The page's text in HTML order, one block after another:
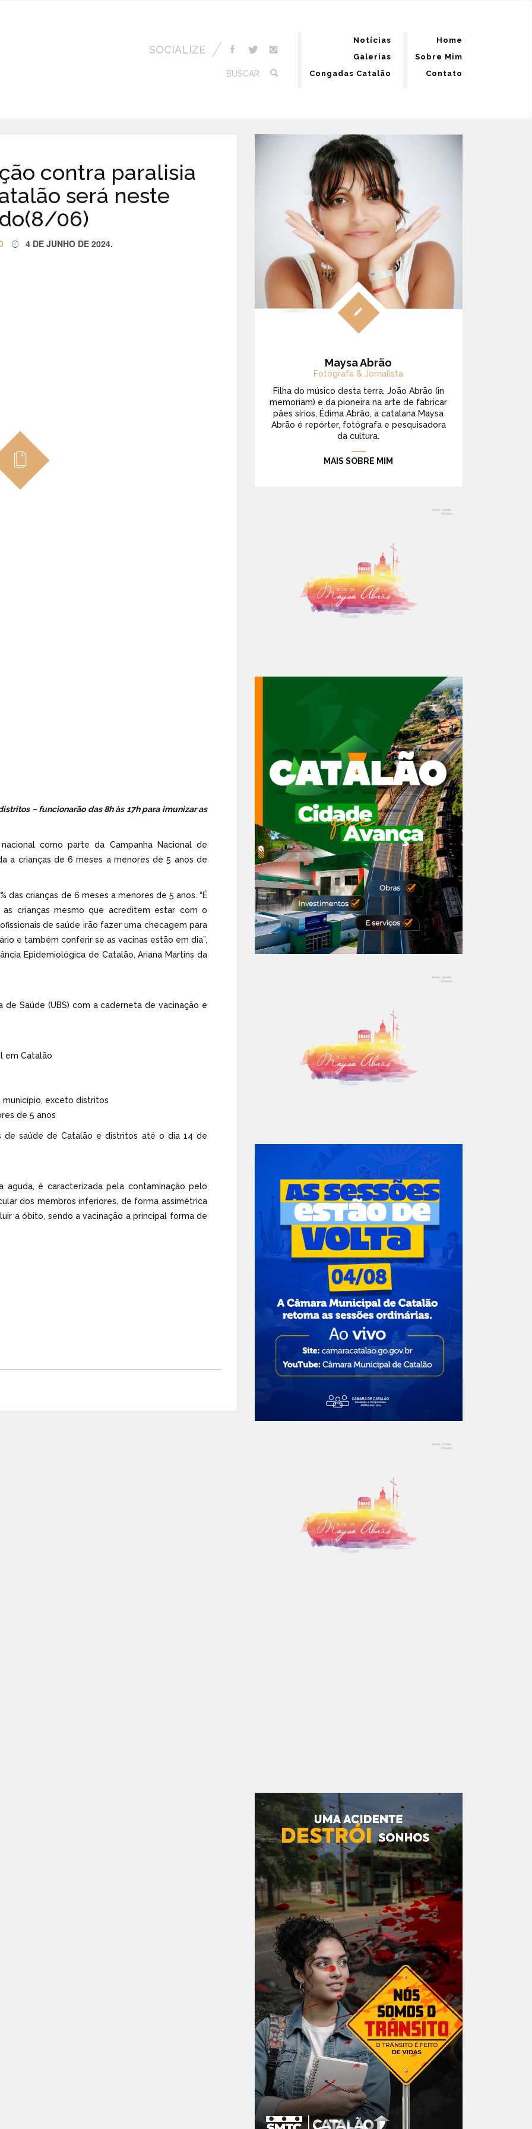
SOCIALIZE
BUSCAR
Notícias
Galerias
Congadas Catalão
Home
Sobre Mim
Contato
contra paralisia
será neste
06)
4 DE JUNHO DE 2024.
– funcionarão das 8h às 17h para imunizar as
como parte da Campanha Nacional de
a crianças de 6 meses a menores de 5 anos de
das crianças de 6 meses a menores de 5 anos. “É
crianças mesmo que acreditem estar com o
de saúde irão fazer uma checagem para
e também conferir se as vacinas estão em dia”,
Epidemiológica de Catalão, Ariana Martins da
de Saúde (UBS) com a caderneta de vacinação e
em Catalão
município, exceto distritos
de 5 anos
de saúde de Catalão e distritos até o dia 14 de
aguda, é caracterizada pela contaminação pelo
dos membros inferiores, de forma assimétrica
a óbito, sendo a vacinação a principal forma de
Maysa Abrão
Fotógrafa & Jornalista
Filha do músico desta terra, João Abrão (in
memoriam) e da pioneira na arte de fabricar
pães sírios, Édima Abrão, a catalana Maysa
Abrão é repórter, fotógrafa e pesquisadora
da cultura.
MAIS SOBRE MIM